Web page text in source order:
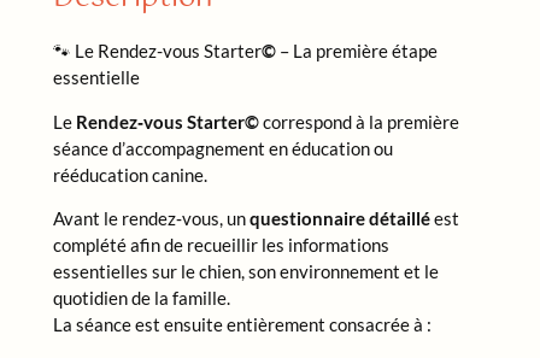
🐾 Le Rendez-vous Starter©– La première étape
essentielle
Le Rendez‑vous Starter©correspond à la première
séance d’accompagnement en éducation ou
rééducation canine.
Avant le rendez‑vous, unquestionnaire détailléest
complété afin de recueillir les informations
essentielles sur le chien, son environnement et le
quotidien de la famille.
La séance est ensuite entièrement consacrée à :